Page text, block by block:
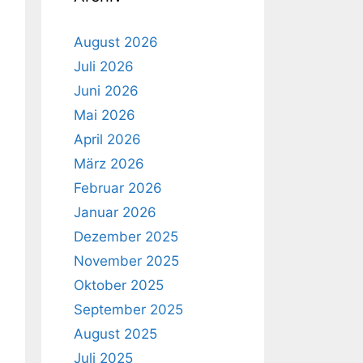
August 2026
Juli 2026
Juni 2026
Mai 2026
April 2026
März 2026
Februar 2026
Januar 2026
Dezember 2025
November 2025
Oktober 2025
September 2025
August 2025
Juli 2025